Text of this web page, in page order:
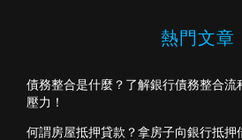
熱門文章
債務整合是什麼？了解銀行債務整合
壓力！
何謂房屋抵押貸款？拿房子向銀行抵押